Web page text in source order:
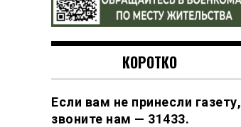
КОРОТКО
Если вам не принесли газету,
звоните нам — 31433.